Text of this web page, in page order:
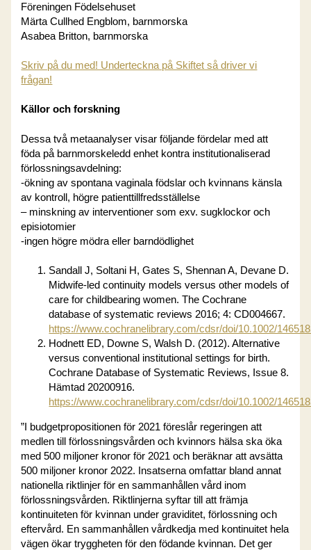
Föreningen Födelsehuset
Märta Cullhed Engblom, barnmorska
Asabea Britton, barnmorska
Skriv på du med! Underteckna på Skiftet så driver vi
frågan!
Källor och forskning
Dessa två metaanalyser visar följande fördelar med att
föda på barnmorskeledd enhet kontra institutionaliserad
förlossningsavdelning:
-ökning av spontana vaginala födslar och kvinnans känsla
av kontroll, högre patienttillfredsställelse
– minskning av interventioner som exv. sugklockor och
episiotomier
-ingen högre mödra eller barndödlighet
Sandall J, Soltani H, Gates S, Shennan A, Devane D.
Midwife-led continuity models versus other models of
care for childbearing women. The Cochrane
database of systematic reviews 2016; 4: CD004667.
https://www.cochranelibrary.com/cdsr/doi/10.1002/
Hodnett ED, Downe S, Walsh D. (2012). Alternative
versus conventional institutional settings for birth.
Cochrane Database of Systematic Reviews, Issue 8.
Hämtad 20200916.
https://www.cochranelibrary.com/cdsr/doi/10.1002/
”I budgetpropositionen för 2021 föreslår regeringen att
medlen till förlossningsvården och kvinnors hälsa ska öka
med 500 miljoner kronor för 2021 och beräknar att avsätta
500 miljoner kronor 2022. Insatserna omfattar bland annat
nationella riktlinjer för en sammanhållen vård inom
förlossningsvården. Riktlinjerna syftar till att främja
kontinuiteten för kvinnan under graviditet, förlossning och
eftervård. En sammanhållen vårdkedja med kontinuitet hela
vägen ökar tryggheten för den födande kvinnan. Det ger